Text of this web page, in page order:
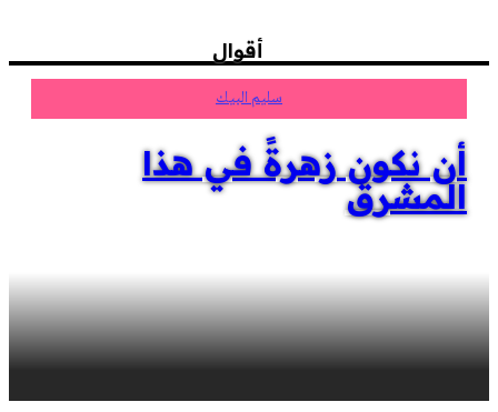
أقوال
سليم البيك
أن نكون زهرةً في هذا
المشرق